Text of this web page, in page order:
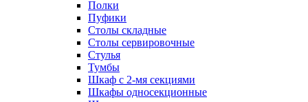
Полки
Пуфики
Столы складные
Столы сервировочные
Стулья
Тумбы
Шкаф с 2-мя секциями
Шкафы односекционные